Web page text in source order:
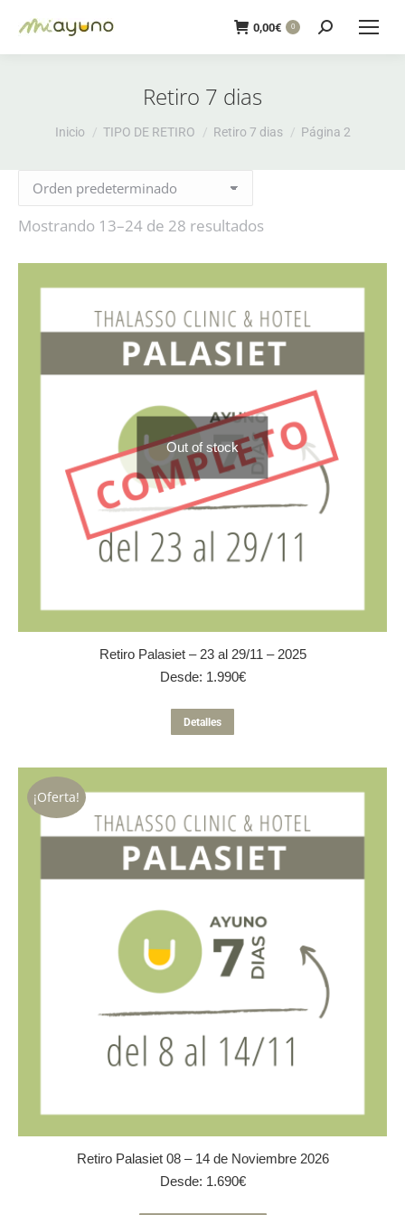
0,00€ 0 Buscar:
Retiro 7 dias
Estás aquí:
Inicio TIPO DE RETIRO Retiro 7 dias Página 2
Mostrando 13–24 de 28 resultados
Out of stock
Retiro Palasiet – 23 al 29/11 – 2025
Desde: 1.990€
Detalles
producto
múltiples
variantes.
opciones
se
pueden
elegir
la
página
de
producto
¡Oferta!
Retiro Palasiet 08 – 14 de Noviembre 2026
Desde: 1.690€